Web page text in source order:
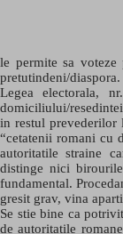
le permite sa
pretutindeni/diaspora.
Legea electorala,
domiciliului/
in restul prevederilor
“cetatenii romani cu
autoritatile straine
distinge nici
fundamental.
gresit grav, vina
Se stie bine ca
de autoritatile